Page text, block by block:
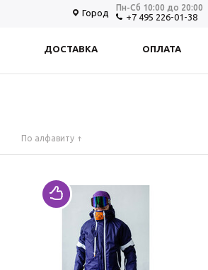
Город
Пн-Сб 10:00 до 20:00
+7 495 226-01-38
ДОСТАВКА ОПЛАТА
По алфавиту